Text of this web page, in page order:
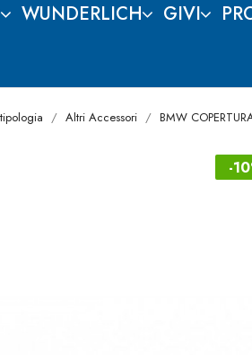
WUNDERLICH GIVI
Altri Accessori BMW
-